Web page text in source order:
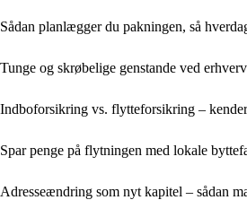
Sådan planlægger du pakningen, så
Tunge og skrøbelige genstande ved
Indboforsikring vs. flytteforsikring –
Spar penge på flytningen med lokale
Adresseændring som nyt kapitel – sådan